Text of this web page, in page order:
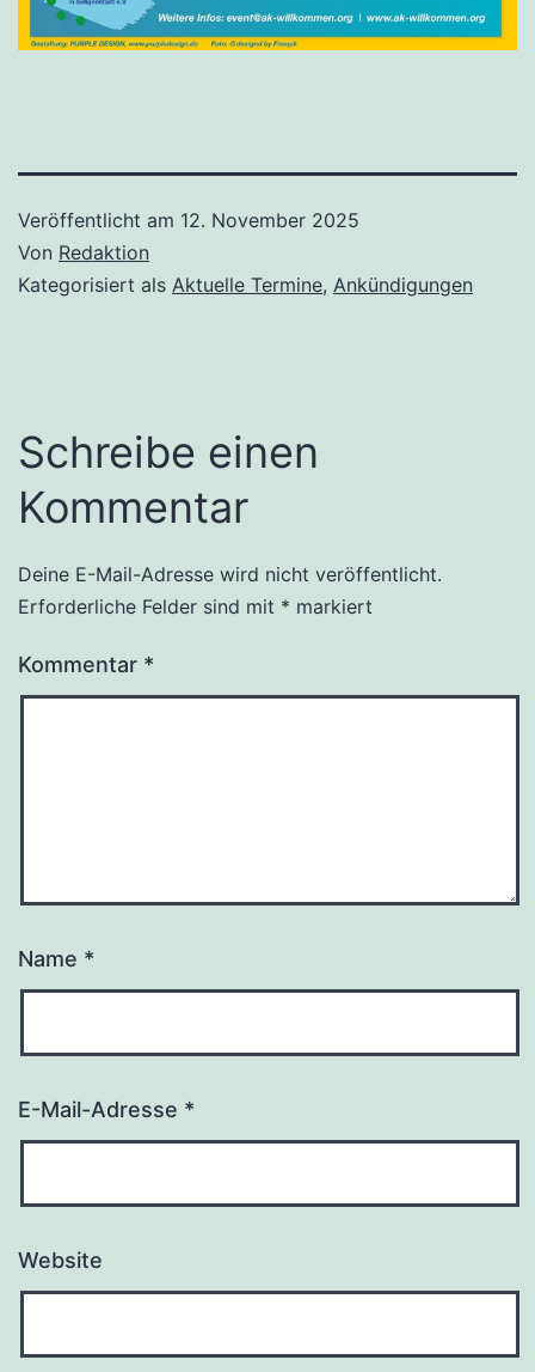
Veröffentlicht am 12. November 2025
Von Redaktion
Kategorisiert als Aktuelle Termine, Ankündigungen
Schreibe einen
Kommentar
Deine E-Mail-Adresse wird nicht veröffentlicht.
Erforderliche Felder sind mit * markiert
Kommentar *
Name *
E-Mail-Adresse *
Website